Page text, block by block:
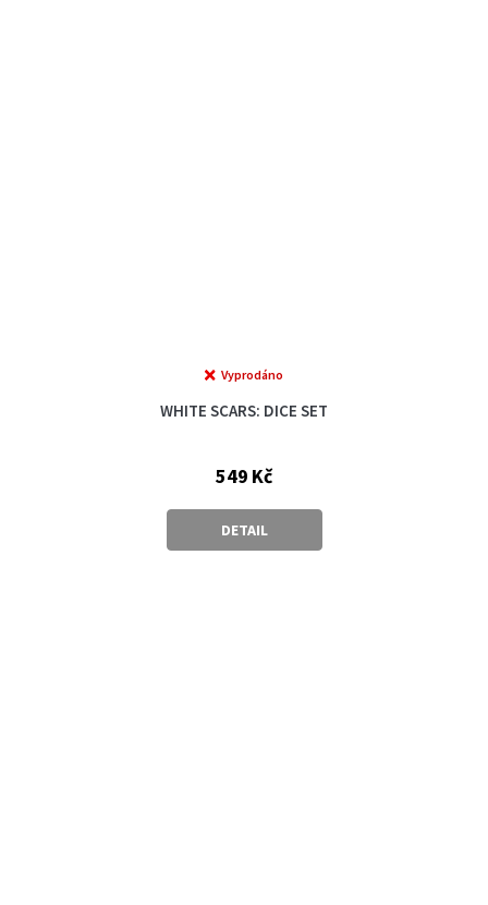
WHITE SCARS: DICE SET
Vyprodáno
549 Kč
DETAIL